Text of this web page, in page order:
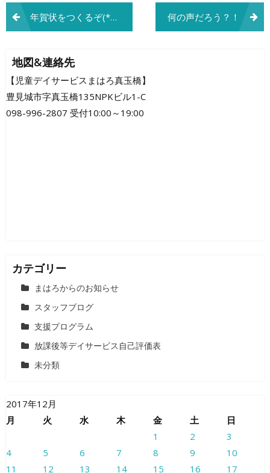
投
稿
ナ
ビ
ゲ
年賀状をつくるぞ(*^^*) 何の声だろう？！
地図&連絡先
【児童デイサービスまはろ真玉橋】
豊見城市字真玉橋135NPKビル1-C
098-996-2807 受付10:00～19:00
カテゴリー
まはろからのお知らせ
スタッフブログ
支援プログラム
放課後等デイサービス自己評価表
未分類
2017年12月
月
火 水 木 金 土
日
1
2
3
4
5 6 7 8 9
10
11
12 13 14 15 16 17